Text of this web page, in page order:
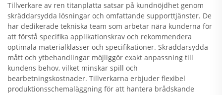
Tillverkare av ren titanplatta satsar på kundnöjdhet genom
skräddarsydda lösningar och omfattande supporttjänster. De
har dedikerade tekniska team som arbetar nära kunderna för
att förstå specifika applikationskrav och rekommendera
optimala materialklasser och specifikationer. Skräddarsydda
mått och ytbehandlingar möjliggör exakt anpassning till
kundens behov, vilket minskar spill och
bearbetningskostnader. Tillverkarna erbjuder flexibel
produktionsschemaläggning för att hantera brådskande